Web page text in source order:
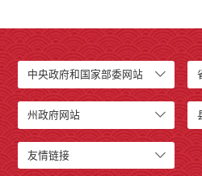
中央政府和国家部委网站
州政府网站
友情链接